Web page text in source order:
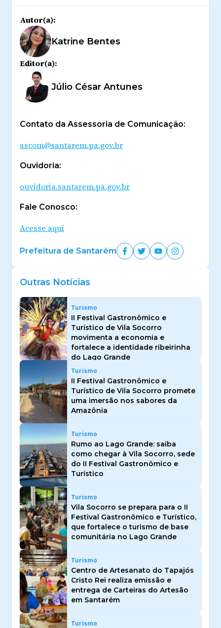
Autor(a):
Katrine Bentes
Editor(a):
Júlio César Antunes
Contato da Assessoria de Comunicação:
ascom@santarem.pa.gov.br
Ouvidoria:
ouvidoria.santarem.pa.gov.br
Fale Conosco:
Acesse aqui
Prefeitura de Santarém
Outras Notícias
Turismo
II Festival Gastronômico e
Turístico de Vila Socorro
movimenta a economia e
fortalece a identidade ribeirinha
do Lago Grande
Turismo
II Festival Gastronômico e
Turístico de Vila Socorro promete
uma imersão nos sabores da
Amazônia
Turismo
Rumo ao Lago Grande: saiba
como chegar à Vila Socorro, sede
do II Festival Gastronômico e
Turístico
Turismo
Vila Socorro se prepara para o II
Festival Gastronômico e Turístico,
que fortalece o turismo de base
comunitária no Lago Grande
Turismo
Centro de Artesanato do Tapajós
Cristo Rei realiza emissão e
entrega de Carteiras do Artesão
em Santarém
Turismo